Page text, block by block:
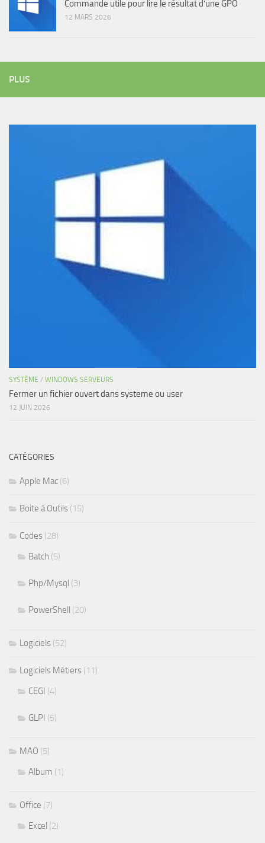
Commande utile pour lire le résultat d’une GPO
12 MARS 2026
PLUS
SYSTÈME / WINDOWS SERVEURS
Fermer un fichier ouvert dans systeme ou user
12 JUIN 2026
CATÉGORIES
Apple Mac (6)
Boite à Outils (15)
Codes (28)
Batch (5)
Php/Mysql (3)
PowerShell (20)
Logiciels (52)
Logiciels Métiers (11)
CEGI (4)
GLPI (5)
MAO (5)
Album (1)
Office (7)
Excel (2)